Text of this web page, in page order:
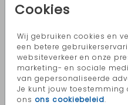
Cookies
Wij gebruiken cookies en
een betere
websiteverkeer en onze
marketing- en sociale
van gepersonaliseerde
Je kunt jouw
ons ons cookiebeleid.